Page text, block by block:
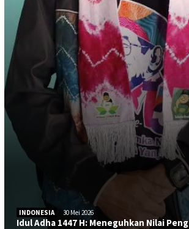
INDONESIA 30 Mei 2026
Idul Adha 1447 H: Meneguhkan Nilai